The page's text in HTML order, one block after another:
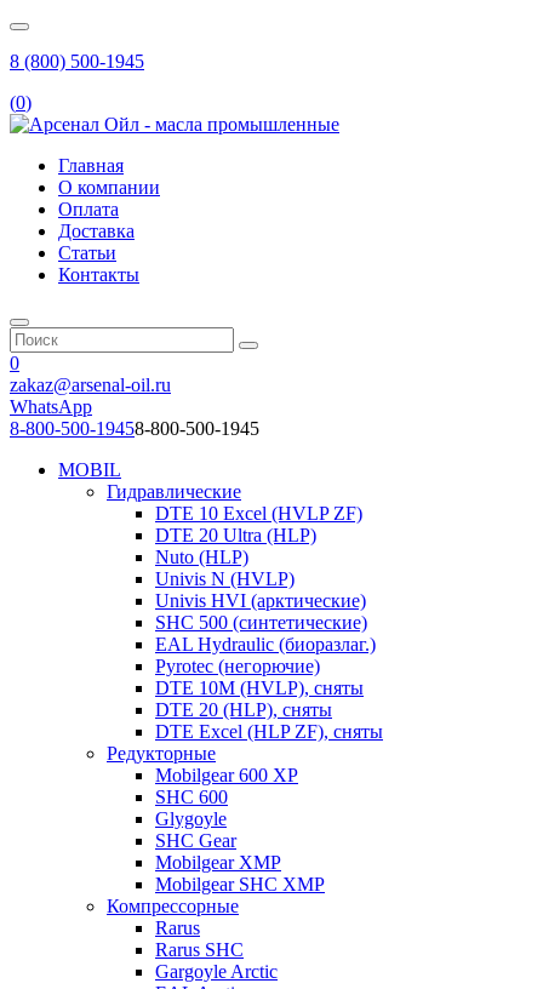
8 (800) 500-1945
(0)
Главная
О компании
Оплата
Доставка
Статьи
Контакты
0
zakaz@arsenal-oil.ru
WhatsApp
8-800-500-19458-800-500-1945
MOBIL
Гидравлические
DTE 10 Excel (HVLP ZF)
DTE 20 Ultra (HLP)
Nuto (HLP)
Univis N (HVLP)
Univis HVI (арктические)
SHC 500 (синтетические)
EAL Hydraulic (биоразлаг.)
Pyrotec (негорючие)
DTE 10M (HVLP), сняты
DTE 20 (HLP), сняты
DTE Excel (HLP ZF), сняты
Редукторные
Mobilgear 600 XP
SHC 600
Glygoyle
SHC Gear
Mobilgear XMP
Mobilgear SHC XMP
Компрессорные
Rarus
Rarus SHC
Gargoyle Arctic